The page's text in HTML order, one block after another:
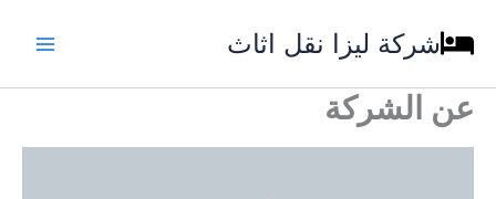
إلى
شركة ليزا نقل اثاث
عن الشركة